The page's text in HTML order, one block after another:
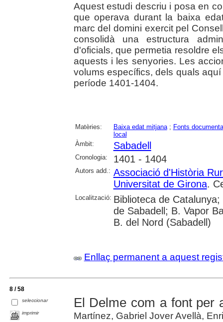
Aquest estudi descriu i posa en
que operava durant la baixa
marc del domini exercit pel
consolidà una estructura
d'oficials, que permetia resoldre
aquests i les senyories. Les
volums específics, dels quals
període 1401-1404.
Matèries: Baixa edat mitjana; Fonts
local
Àmbit:
Sabadell
Cronologia: 1401 - 1404
Autors add.: Associació d'Història
Universitat de Girona.
Localització: Biblioteca de
de Sabadell; B. Vapor
B. del Nord (Sabadell)
Enllaç permanent a aquest
8 / 58
seleccionar
imprimir
El Delme com a font per
Martínez, Gabriel Jover Avellà,